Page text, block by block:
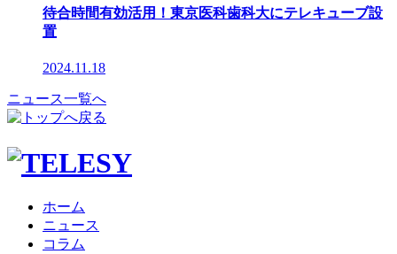
待合時間有効活用！東京医科歯科大にテレキューブ設
置
2024.11.18
ニュース一覧へ
ホーム
ニュース
コラム